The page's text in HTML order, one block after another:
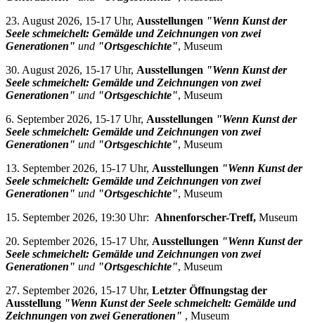
23. August 2026, 15-17 Uhr, Ausstellungen "Wenn Kunst der
Seele schmeichelt: Gemälde und Zeichnungen von zwei
Generationen" und "Ortsgeschichte", Museum
30. August 2026, 15-17 Uhr, Ausstellungen "Wenn Kunst der
Seele schmeichelt: Gemälde und Zeichnungen von zwei
Generationen" und "Ortsgeschichte", Museum
6. September 2026, 15-17 Uhr, Ausstellungen "Wenn Kunst der
Seele schmeichelt: Gemälde und Zeichnungen von zwei
Generationen" und "Ortsgeschichte", Museum
13. September 2026, 15-17 Uhr, Ausstellungen "Wenn Kunst der
Seele schmeichelt: Gemälde und Zeichnungen von zwei
Generationen" und "Ortsgeschichte", Museum
15. September 2026, 19:30 Uhr: Ahnenforscher-Treff, Museum
20. September 2026, 15-17 Uhr, Ausstellungen "Wenn Kunst der
Seele schmeichelt: Gemälde und Zeichnungen von zwei
Generationen" und "Ortsgeschichte", Museum
27. September 2026, 15-17 Uhr, Letzter Öffnungstag der
Ausstellung "Wenn Kunst der Seele schmeichelt: Gemälde und
Zeichnungen von zwei Generationen" , Museum